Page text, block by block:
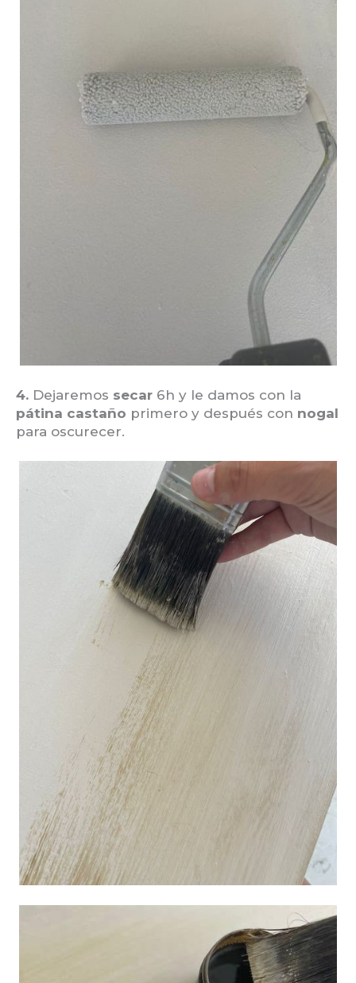
4. Dejaremos secar 6h y le damos con la
pátina castaño primero y después con nogal
para oscurecer.